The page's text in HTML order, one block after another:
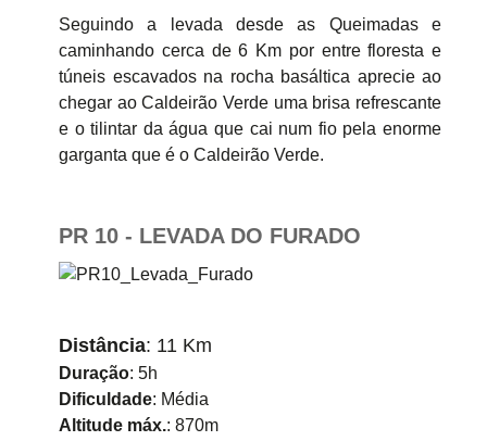
Seguindo a levada desde as Queimadas e
caminhando cerca de 6 Km por entre floresta e
túneis escavados na rocha basáltica aprecie ao
chegar ao Caldeirão Verde uma brisa refrescante
e o tilintar da água que cai num fio pela enorme
garganta que é o Caldeirão Verde.
PR 10 - LEVADA DO FURADO
Distância: 11 Km
Duração: 5h
Dificuldade: Média
Altitude máx.: 870m